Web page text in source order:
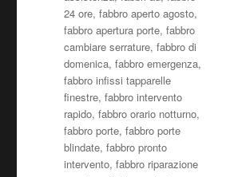
24 ore,fabbro aperto agosto,
fabbro apertura porte,fabbro
cambiare serrature,fabbro di
domenica,fabbro emergenza,
fabbro infissi tapparelle
finestre,fabbro intervento
rapido,fabbro orario notturno,
fabbro porte,fabbro porte
blindate,fabbro pronto
intervento,fabbro riparazione